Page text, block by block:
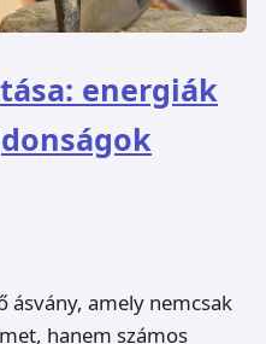
energiák
ásvány, amely nemcsak
hanem számos